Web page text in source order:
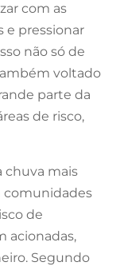
com as
e pressionar
não só de
voltado
parte da
de risco,
chuva mais
comunidades
de
acionadas,
Segundo